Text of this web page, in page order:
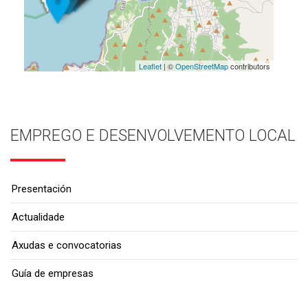
Leaflet| ©OpenStreetMapcontributors
EMPREGO E DESENVOLVEMENTO LOCAL
Presentación
Actualidade
Axudas e convocatorias
Guía de empresas